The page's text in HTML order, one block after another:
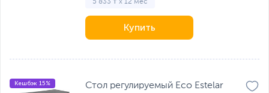
5 833 ₸ x 12 мес
Купить
Кешбэк 15%
Стол регулируемый Eco Estelar